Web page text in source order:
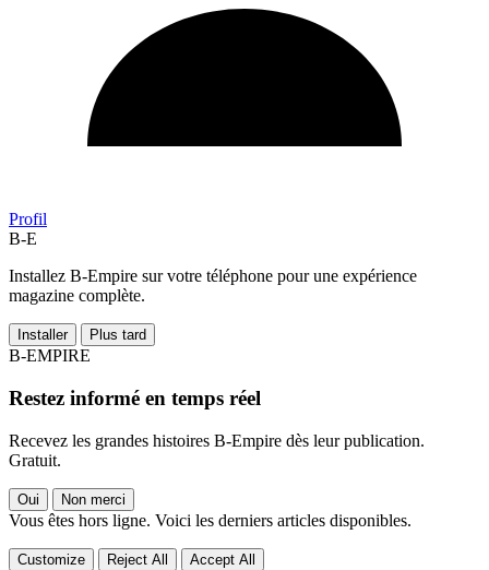
Profil
B-E
Installez B-Empire sur votre téléphone pour une expérience
magazine complète.
Installer Plus tard
B-EMPIRE
Restez informé en temps réel
Recevez les grandes histoires B-Empire dès leur publication.
Gratuit.
Oui Non merci
Vous êtes hors ligne. Voici les derniers articles disponibles.
Customize Reject All Accept All